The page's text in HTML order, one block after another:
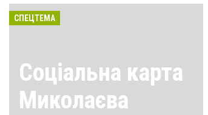
СПЕЦТЕМА
Соціальна карта
Миколаєва